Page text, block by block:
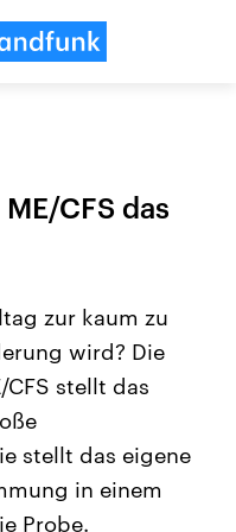
USA
Aktuelle Beiträge,
Hintergründe
Wirtschaftlich und
gehören die Vereinigten
mit großem Einfluss auf
CFS das
zur kaum zu
wird? Die
stellt das
stellt das eigene
in einem
Probe.